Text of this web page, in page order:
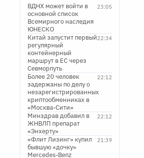
23:05
ВДНХ может войти в
основной список
Всемирного наследия
ЮНЕСКО
22:34
Китай запустит первый
регулярный
контейнерный
маршрут в ЕС через
Севморпуть
22:12
Более 20 человек
задержаны по делу о
незарегистрированных
криптообменниках в
«Москва-Сити»
22:12
Минздрав добавил в
ЖНВЛП препарат
«Энхерту»
21:39
«Флит Лизинг» купил
бывшую «дочку»
Mercedes-Benz